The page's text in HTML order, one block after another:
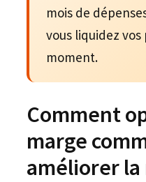
mois de
vous liquidez
moment.
Comment
marge
améliorer